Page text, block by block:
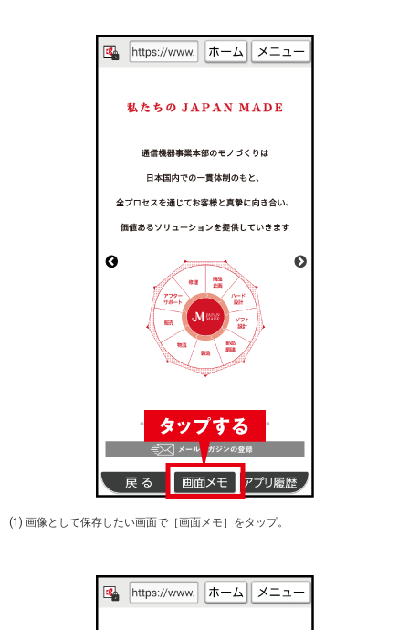
(1) 画像として保存したい画面で［画面メモ］をタップ。